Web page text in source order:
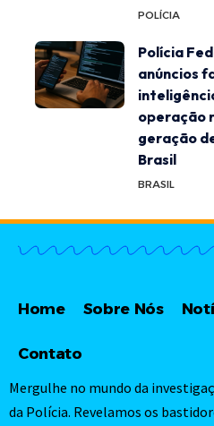
POLÍCIA
Polícia
anúncios
operação
geração
Brasil
BRASIL
Home Sobre Nós
Contato
Mergulhe no mundo da
da Polícia. Revelamos os